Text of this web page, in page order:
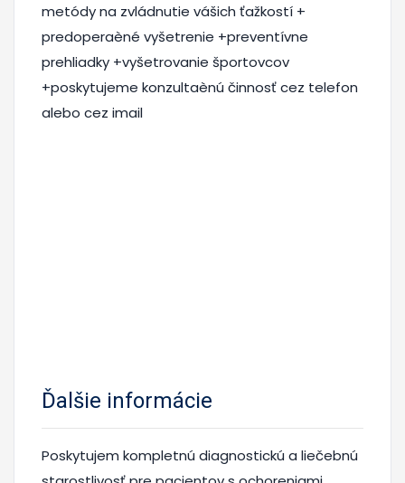
metódy na zvládnutie vášich ťažkostí +
predoperaèné vyšetrenie +preventívne
prehliadky +vyšetrovanie športovcov
+poskytujeme konzultaènú činnosť cez telefon
alebo cez imail
Ďalšie informácie
Poskytujem kompletnú diagnostickú a liečebnú